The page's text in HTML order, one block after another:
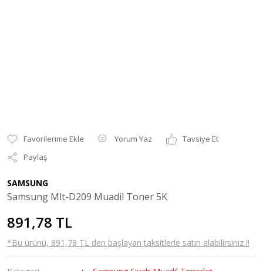
Yorum Yaz
Tavsiye Et
Paylaş
SAMSUNG
Samsung Mlt-D209 Muadil Toner 5K
891,78 TL
*Bu ürünü, 891,78 TL den başlayan taksitlerle satın alabilirsiniz !!